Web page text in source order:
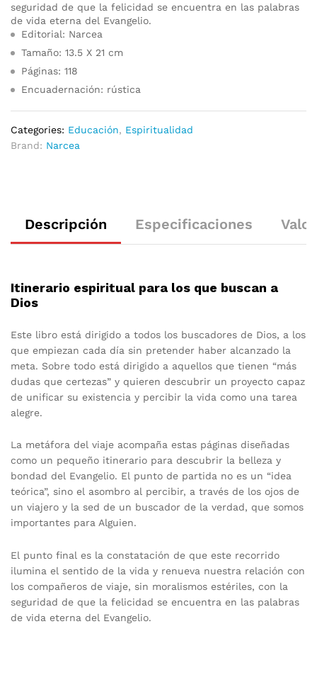
seguridad de que la felicidad se encuentra en las palabras
de vida eterna del Evangelio.
Editorial: Narcea
Tamaño: 13.5 X 21 cm
Páginas: 118
Encuadernación: rústica
Categories: Educación, Espiritualidad
Brand: Narcea
Descripción Especificaciones
Itinerario espiritual para los que buscan a
Dios
Este libro está dirigido a todos los buscadores de Dios, a los
que empiezan cada día sin pretender haber alcanzado la
meta. Sobre todo está dirigido a aquellos que tienen “más
dudas que certezas” y quieren descubrir un proyecto capaz
de unificar su existencia y percibir la vida como una tarea
alegre.
La metáfora del viaje acompaña estas páginas diseñadas
como un pequeño itinerario para descubrir la belleza y
bondad del Evangelio. El punto de partida no es un “idea
teórica”, sino el asombro al percibir, a través de los ojos de
un viajero y la sed de un buscador de la verdad, que somos
importantes para Alguien.
El punto final es la constatación de que este recorrido
ilumina el sentido de la vida y renueva nuestra relación con
los compañeros de viaje, sin moralismos estériles, con la
seguridad de que la felicidad se encuentra en las palabras
de vida eterna del Evangelio.